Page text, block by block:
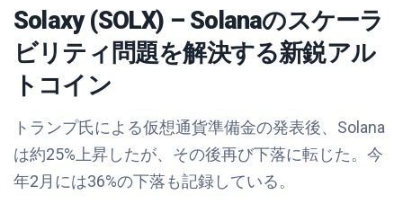
Solaxy (SOLX) – Solanaのスケーラ
ビリティ問題を解決する新鋭アル
トコイン
トランプ氏による仮想通貨準備金の発表後、Solana
は約25%上昇したが、その後再び下落に転じた。今
年2月には36%の下落も記録している。